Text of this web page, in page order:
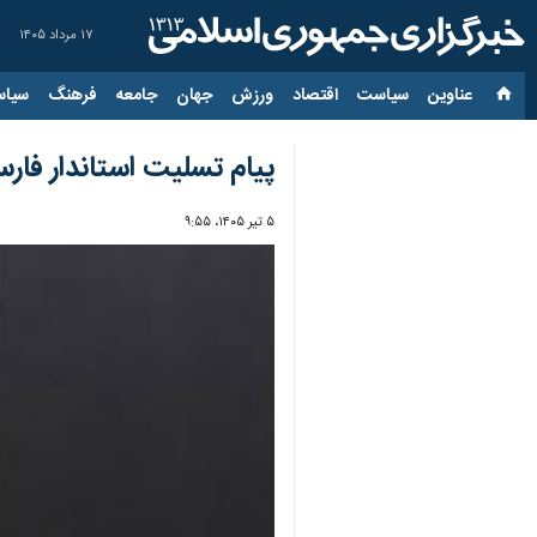
۱۷ مرداد ۱۴۰۵
عناوین‌ سیاست اقتصاد ورزش جهان جامعه فرهنگ
پیام تسلیت استاندار
۵ تیر ۱۴۰۵، ۹:۵۵